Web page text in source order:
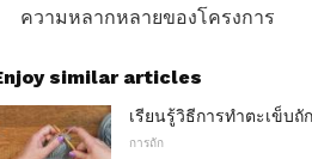
ความหลากหลายของโครงการ
similar articles
เรียนรู้วิธีการทำตะเข็บ
การถัก